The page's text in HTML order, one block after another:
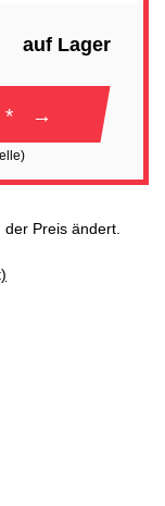
auf Lager
→
der Preis ändert.